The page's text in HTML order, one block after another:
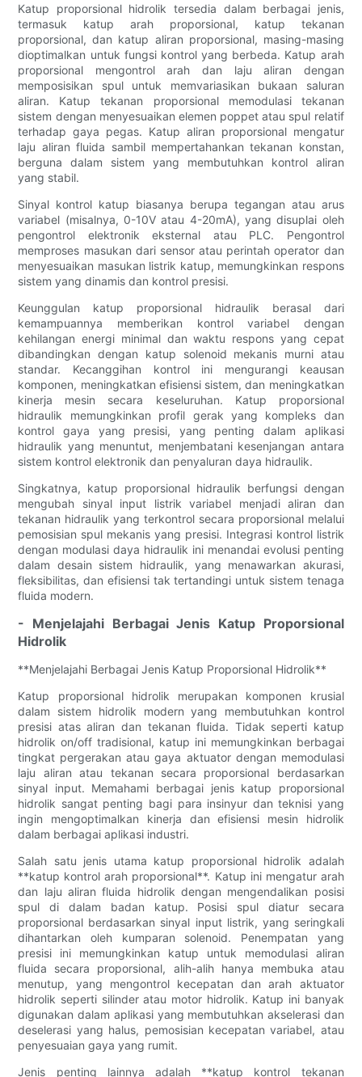
Katup proporsional hidrolik tersedia dalam berbagai jenis,
termasuk katup arah proporsional, katup tekanan
proporsional, dan katup aliran proporsional, masing-masing
dioptimalkan untuk fungsi kontrol yang berbeda. Katup arah
proporsional mengontrol arah dan laju aliran dengan
memposisikan spul untuk memvariasikan bukaan saluran
aliran. Katup tekanan proporsional memodulasi tekanan
sistem dengan menyesuaikan elemen poppet atau spul relatif
terhadap gaya pegas. Katup aliran proporsional mengatur
laju aliran fluida sambil mempertahankan tekanan konstan,
berguna dalam sistem yang membutuhkan kontrol aliran
yang stabil.
Sinyal kontrol katup biasanya berupa tegangan atau arus
variabel (misalnya, 0-10V atau 4-20mA), yang disuplai oleh
pengontrol elektronik eksternal atau PLC. Pengontrol
memproses masukan dari sensor atau perintah operator dan
menyesuaikan masukan listrik katup, memungkinkan respons
sistem yang dinamis dan kontrol presisi.
Keunggulan katup proporsional hidraulik berasal dari
kemampuannya memberikan kontrol variabel dengan
kehilangan energi minimal dan waktu respons yang cepat
dibandingkan dengan katup solenoid mekanis murni atau
standar. Kecanggihan kontrol ini mengurangi keausan
komponen, meningkatkan efisiensi sistem, dan meningkatkan
kinerja mesin secara keseluruhan. Katup proporsional
hidraulik memungkinkan profil gerak yang kompleks dan
kontrol gaya yang presisi, yang penting dalam aplikasi
hidraulik yang menuntut, menjembatani kesenjangan antara
sistem kontrol elektronik dan penyaluran daya hidraulik.
Singkatnya, katup proporsional hidraulik berfungsi dengan
mengubah sinyal input listrik variabel menjadi aliran dan
tekanan hidraulik yang terkontrol secara proporsional melalui
pemosisian spul mekanis yang presisi. Integrasi kontrol listrik
dengan modulasi daya hidraulik ini menandai evolusi penting
dalam desain sistem hidraulik, yang menawarkan akurasi,
fleksibilitas, dan efisiensi tak tertandingi untuk sistem tenaga
fluida modern.
- Menjelajahi Berbagai Jenis Katup Proporsional
Hidrolik
**Menjelajahi Berbagai Jenis Katup Proporsional Hidrolik**
Katup proporsional hidrolik merupakan komponen krusial
dalam sistem hidrolik modern yang membutuhkan kontrol
presisi atas aliran dan tekanan fluida. Tidak seperti katup
hidrolik on/off tradisional, katup ini memungkinkan berbagai
tingkat pergerakan atau gaya aktuator dengan memodulasi
laju aliran atau tekanan secara proporsional berdasarkan
sinyal input. Memahami berbagai jenis katup proporsional
hidrolik sangat penting bagi para insinyur dan teknisi yang
ingin mengoptimalkan kinerja dan efisiensi mesin hidrolik
dalam berbagai aplikasi industri.
Salah satu jenis utama katup proporsional hidrolik adalah
**katup kontrol arah proporsional**. Katup ini mengatur arah
dan laju aliran fluida hidrolik dengan mengendalikan posisi
spul di dalam badan katup. Posisi spul diatur secara
proporsional berdasarkan sinyal input listrik, yang seringkali
dihantarkan oleh kumparan solenoid. Penempatan yang
presisi ini memungkinkan katup untuk memodulasi aliran
fluida secara proporsional, alih-alih hanya membuka atau
menutup, yang mengontrol kecepatan dan arah aktuator
hidrolik seperti silinder atau motor hidrolik. Katup ini banyak
digunakan dalam aplikasi yang membutuhkan akselerasi dan
deselerasi yang halus, pemosisian kecepatan variabel, atau
penyesuaian gaya yang rumit.
Jenis penting lainnya adalah **katup kontrol tekanan